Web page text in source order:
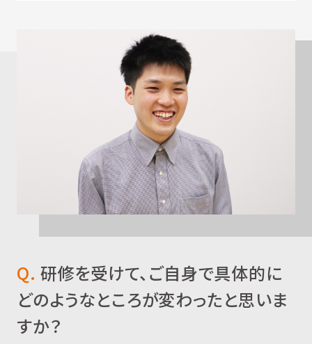
Q. 研修を受けて、ご自身で具体的に
どのようなところが変わったと思いま
すか？